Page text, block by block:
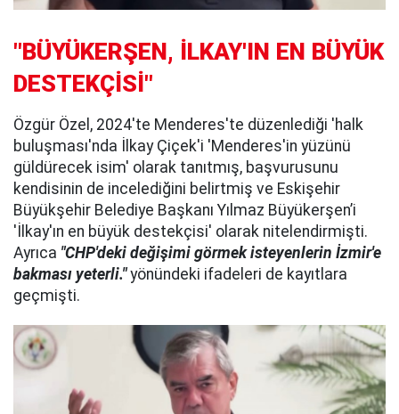
"BÜYÜKERŞEN, İLKAY'IN EN BÜYÜK
DESTEKÇİSİ"
Özgür Özel, 2024'te Menderes'te düzenlediği 'halk
buluşması'nda İlkay Çiçek'i 'Menderes'in yüzünü
güldürecek isim' olarak tanıtmış, başvurusunu
kendisinin de incelediğini belirtmiş ve Eskişehir
Büyükşehir Belediye Başkanı Yılmaz Büyükerşen’i
'İlkay'ın en büyük destekçisi' olarak nitelendirmişti.
Ayrıca "CHP'deki değişimi görmek isteyenlerin İzmir'e
bakması yeterli."yönündeki ifadeleri de kayıtlara
geçmişti.